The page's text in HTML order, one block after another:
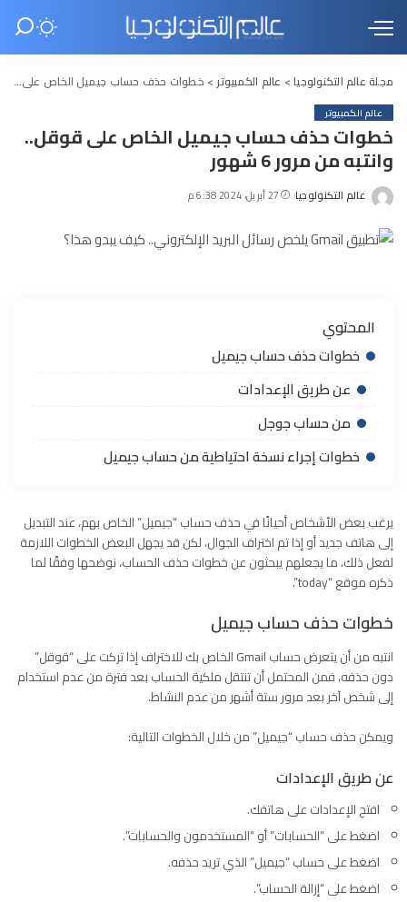
مجلة عالم التكنولوجيا> عالم الكمبيوتر > خطوات حذف حساب جيميل الخاص على قوقل.. وانتبه من مرور 6 شهور
عالم الكمبيوتر
خطوات حذف حساب جيميل الخاص على قوقل..
وانتبه من مرور 6 شهور
Posted
عالم التكنولوجيا 27 أبريل، 2024 6:38 م
المحتوي
خطوات حذف حساب جيميل
عن طريق الإعدادات
من حساب جوجل
خطوات إجراء نسخة احتياطية من حساب جيميل
يرغب بعض الأشخاص أحيانًا في حذف حساب “جيميل” الخاص بهم، عند التبديل
إلى هاتف جديد أو إذا تم اختراف الجوال، لكن قد يجهل البعض الخطوات اللازمة
لفعل ذلك، ما يجعلهم يبحثون عن خطوات حذف الحساب، نوضحها وفقًا لما
ذكره موقع“today”
خطوات حذف حساب جيميل
انتبه من أن يتعرض حساب Gmail الخاص بك للاختراف إذا تركت على “قوقل”
دون حذفه، فمن المحتمل أن تنتقل ملكية الحساب بعد فترة من عدم استخدام
إلى شخص آخر بعد مرور ستة أشهر من عدم النشاط.
ويمكن حذف حساب “جيميل” من خلال الخطوات التالية:
عن طريق الإعدادات
افتح الإعدادات على هاتفك.
اضغط على “الحسابات” أو “المستخدمون والحسابات”.
اضغط على حساب “جيميل” الذي تريد حذفه.
اضغط على “إزالة الحساب”.